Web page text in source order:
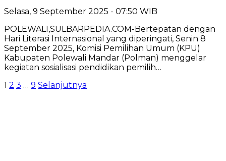
Selasa, 9 September 2025 - 07:50 WIB
POLEWALI,SULBARPEDIA.COM-Bertepatan dengan
Hari Literasi Internasional yang diperingati, Senin 8
September 2025, Komisi Pemilihan Umum (KPU)
Kabupaten Polewali Mandar (Polman) menggelar
kegiatan sosialisasi pendidikan pemilih…
Paginasi
1 2 3 … 9 Selanjutnya